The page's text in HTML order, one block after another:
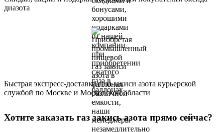
диазота
Быстрая экспресс-доставка газа закиси азота курьерской
службой по Москве и Московской области
Хотите заказать газ закись азота прямо сейчас?